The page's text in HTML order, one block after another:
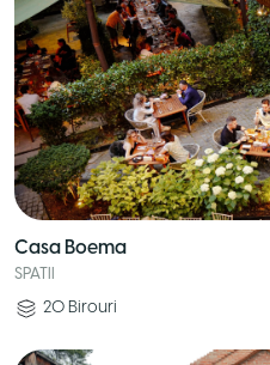
Casa Boema
SPATII
20 Birouri